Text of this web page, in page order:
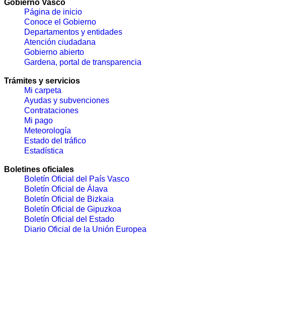
Gobierno Vasco
Página de inicio
Conoce el Gobierno
Departamentos y entidades
Atención ciudadana
Gobierno abierto
Gardena, portal de transparencia
Trámites y servicios
Mi carpeta
Ayudas y subvenciones
Contrataciones
Mi pago
Meteorología
Estado del tráfico
Estadística
Boletines oficiales
Boletín Oficial del País Vasco
Boletín Oficial de Álava
Boletín Oficial de Bizkaia
Boletín Oficial de Gipuzkoa
Boletín Oficial del Estado
Diario Oficial de la Unión Europea